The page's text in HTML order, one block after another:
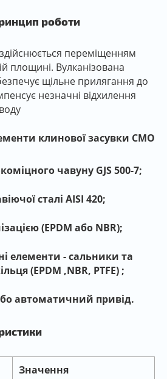
роботи
переміщенням
площині. Вулканізована
щільне прилягання до
незначні відхилення
клинової засувки СМО
чавуну GJS 500-7;
сталі AISI 420;
(EPDM або NBR);
елементи - сальники та
(EPDM ,NBR, PTFE) ;
автоматичний привід.
Значення